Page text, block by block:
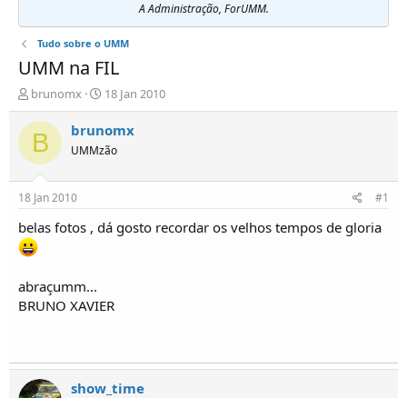
A Administração, ForUMM.
Tudo sobre o UMM
UMM na FIL
I
n
i
d
o
r
d
e
ó
p
s
brunomx
D
a
t
a
d
í
18 Jan 2010
B brunomx
UMMzão
18 Jan 2010 #1
belas fotos , dá gosto recordar os velhos tempos de gloria
abraçumm...
BRUNO XAVIER
show_time